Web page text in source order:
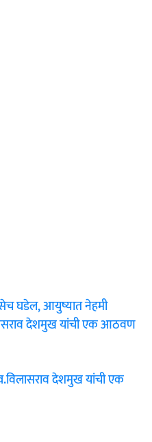
घडेल, आयुष्यात नेहमी
देशमुख यांची एक आठवण
देशमुख यांची एक